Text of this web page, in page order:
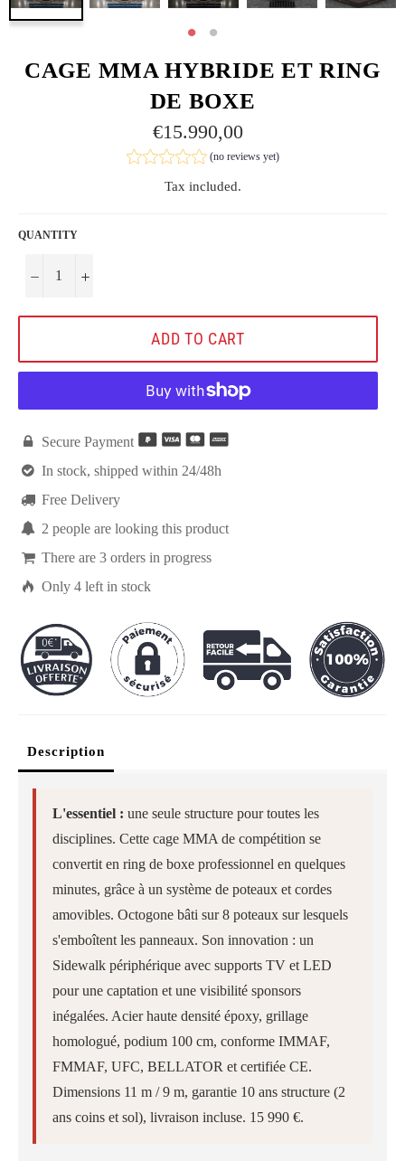
CAGE MMA HYBRIDE ET RING
DE BOXE
Regular
price
€15.990,00
(no reviews yet)
Tax included.
QUANTITY
− +
ADD TO CART
 Secure Payment
 In stock, shipped within 24/48h
 Free Delivery
 2 people are looking this product
 There are3 orders in progress
 Only4 left in stock
Description
L'essentiel : une seule structure pour toutes les
disciplines. Cette cage MMA de compétition se
convertit en ring de boxe professionnel en quelques
minutes, grâce à un système de poteaux et cordes
amovibles. Octogone bâti sur 8 poteaux sur lesquels
s'emboîtent les panneaux. Son innovation : un
Sidewalk périphérique avec supports TV et LED
pour une captation et une visibilité sponsors
inégalées. Acier haute densité époxy, grillage
homologué, podium 100 cm, conforme IMMAF,
FMMAF, UFC, BELLATOR et certifiée CE.
Dimensions 11 m / 9 m, garantie 10 ans structure (2
ans coins et sol), livraison incluse. 15 990 €.